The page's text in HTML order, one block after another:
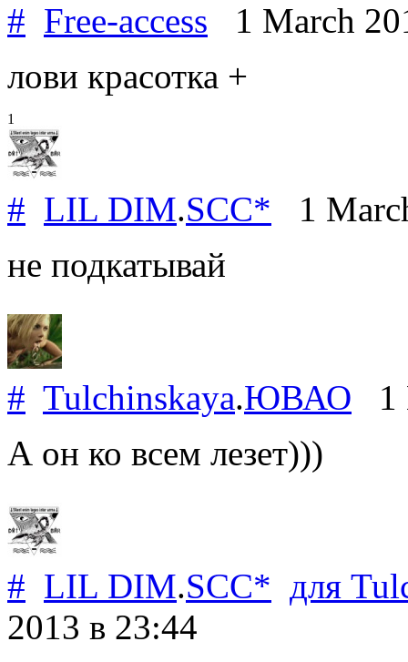
# Free-access 1 March
лови красотка +
1
# LIL DIM.SCC* 1
не подкатывай
# Tulchinskaya.ЮВАО 1
А он ко всем лезет)))
# LIL DIM.SCC* для
2013 в 23:44